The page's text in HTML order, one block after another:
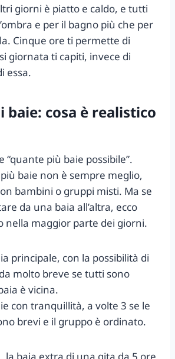
giorni è piatto e caldo, e tutti
e per il bagno più che per
Cinque ore ti permette di
giornata ti capiti, invece di
essa.
baie: cosa è realistico
“quante più baie possibile”.
baie non è sempre meglio,
bambini o gruppi misti. Ma se
da una baia all’altra, ecco
nella maggior parte dei giorni.
principale, con la possibilità di
molto breve se tutti sono
è vicina.
con tranquillità, a volte 3 se le
brevi e il gruppo è ordinato.
la baia extra di una gita da 5 ore